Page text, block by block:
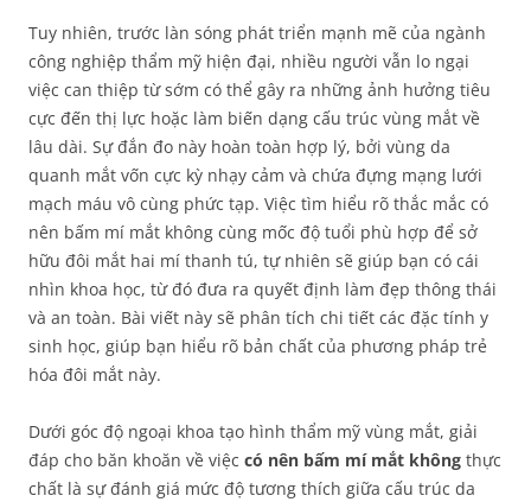
Tuy nhiên, trước làn sóng phát triển mạnh mẽ của ngành
công nghiệp thẩm mỹ hiện đại, nhiều người vẫn lo ngại
việc can thiệp từ sớm có thể gây ra những ảnh hưởng tiêu
cực đến thị lực hoặc làm biến dạng cấu trúc vùng mắt về
lâu dài. Sự đắn đo này hoàn toàn hợp lý, bởi vùng da
quanh mắt vốn cực kỳ nhạy cảm và chứa đựng mạng lưới
mạch máu vô cùng phức tạp. Việc tìm hiểu rõ thắc mắc có
nên bấm mí mắt không cùng mốc độ tuổi phù hợp để sở
hữu đôi mắt hai mí thanh tú, tự nhiên sẽ giúp bạn có cái
nhìn khoa học, từ đó đưa ra quyết định làm đẹp thông thái
và an toàn. Bài viết này sẽ phân tích chi tiết các đặc tính y
sinh học, giúp bạn hiểu rõ bản chất của phương pháp trẻ
hóa đôi mắt này.
Dưới góc độ ngoại khoa tạo hình thẩm mỹ vùng mắt, giải
đáp cho băn khoăn về việc có nên bấm mí mắt không thực
chất là sự đánh giá mức độ tương thích giữa cấu trúc da